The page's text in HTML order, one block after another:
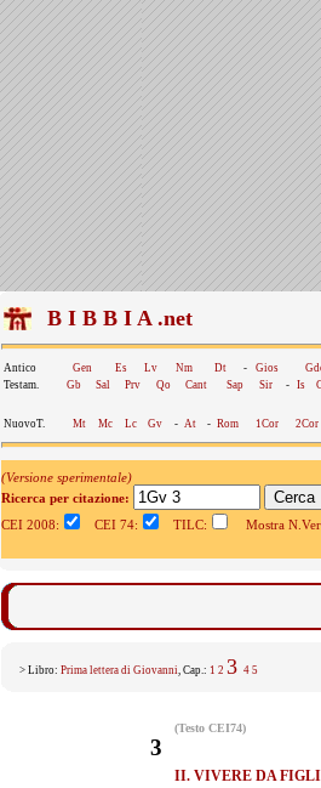
B I B B I A .net
Antico Gen Es Lv Nm Dt - Gios
Testam.
Gb Sal Prv Qo Cant Sap Sir - Is
NuovoT. Mt Mc Lc Gv - At - Rom 1Cor 2Cor
(Versione sperimentale)
Ricerca per citazione:
CEI 2008:
CEI 74: TILC: Mostra
> Libro: Prima lettera di Giovanni, Cap.: 1 2 3 4 5
(Testo CEI74)
3
II. VIVERE DA